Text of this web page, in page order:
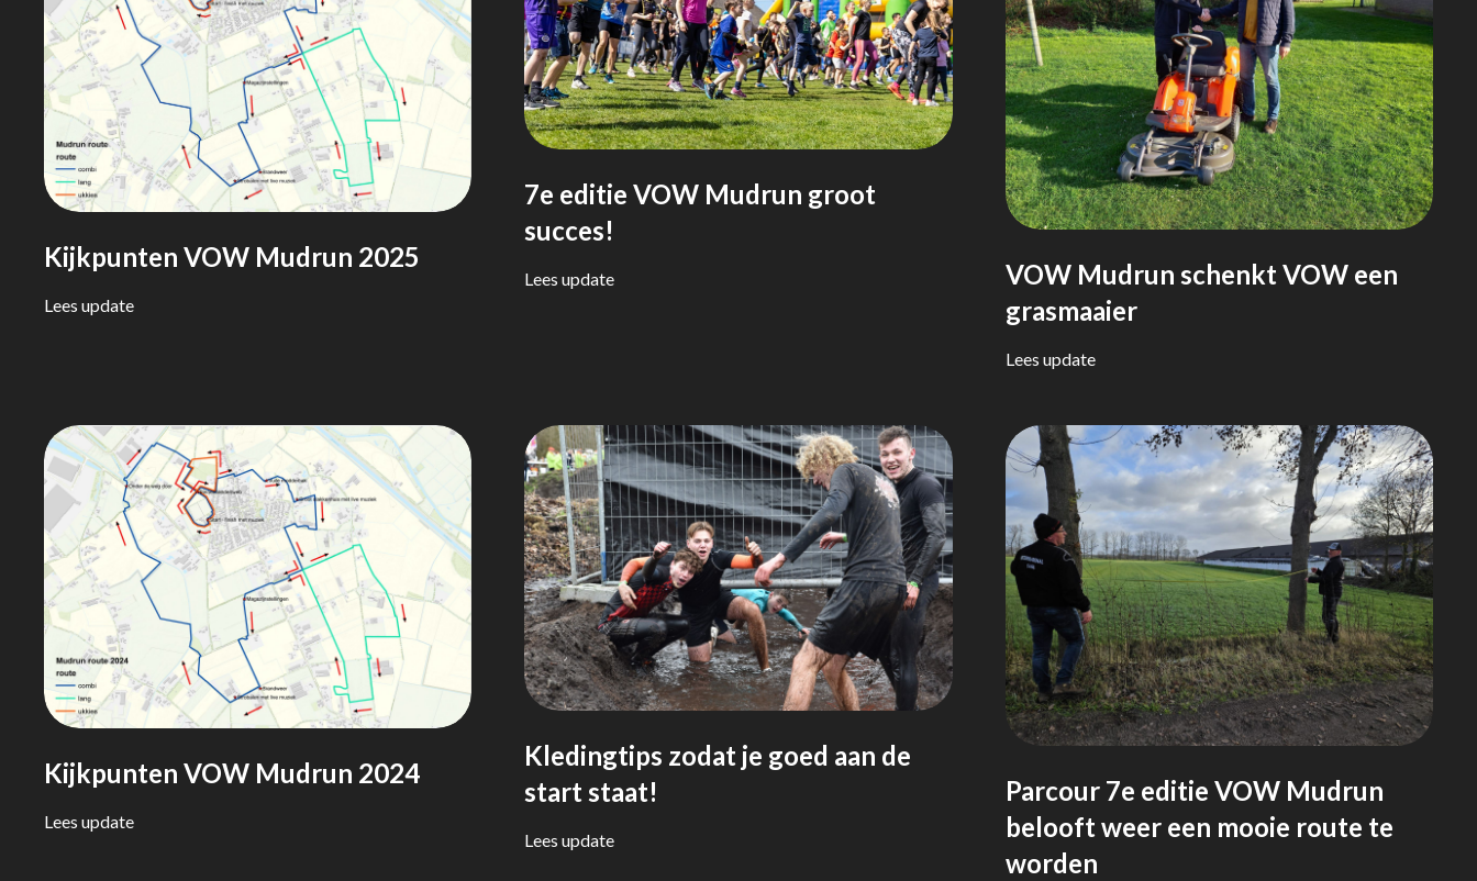
Kijkpunten VOW Mudrun 2025
Lees update
7e editie VOW Mudrun groot
succes!
Lees update
VOW Mudrun schenkt VOW een
grasmaaier
Lees update
Kijkpunten VOW Mudrun 2024
Lees update
Kledingtips zodat je goed aan de
start staat!
Lees update
Parcour 7e editie VOW Mudrun
belooft weer een mooie route te
worden